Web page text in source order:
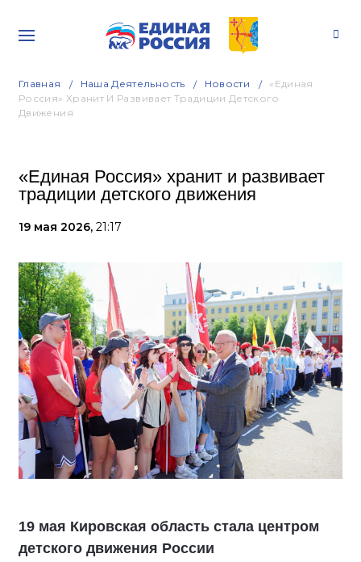
Главная Наша Деятельность Новости
«Единая
Россия» Хранит И Развивает Традиции Детского
Движения
«Единая Россия» хранит и развивает
традиции детского движения
19 мая 2026, 21:17
19 мая Кировская область стала центром
детского движения России